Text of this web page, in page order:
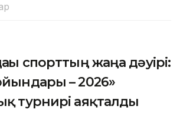
спорттың жаңа дәуірі:
– 2026»
турнирі аяқталды